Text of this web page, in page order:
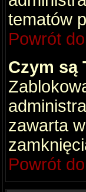
tematów
Powrót
Czym są
zawarta
Powrót